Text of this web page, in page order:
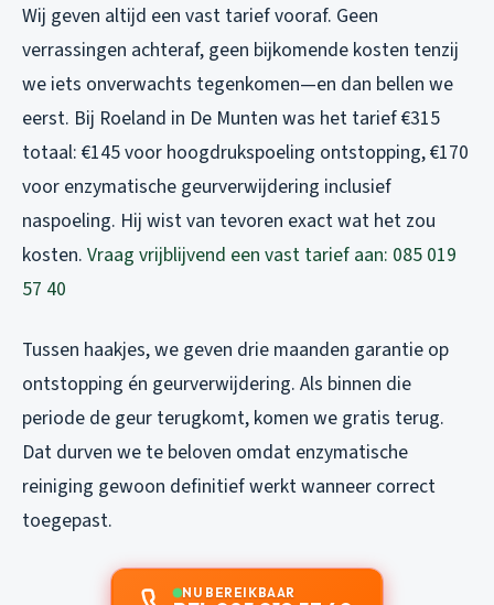
Wij geven altijd een vast tarief vooraf. Geen
verrassingen achteraf, geen bijkomende kosten tenzij
we iets onverwachts tegenkomen—en dan bellen we
eerst. Bij Roeland in De Munten was het tarief €315
totaal: €145 voor hoogdrukspoeling ontstopping, €170
voor enzymatische geurverwijdering inclusief
naspoeling. Hij wist van tevoren exact wat het zou
kosten. Vraag vrijblijvend een vast tarief aan: 085 019
57 40
Tussen haakjes, we geven drie maanden garantie op
ontstopping én geurverwijdering. Als binnen die
periode de geur terugkomt, komen we gratis terug.
Dat durven we te beloven omdat enzymatische
reiniging gewoon definitief werkt wanneer correct
toegepast.
NU BEREIKBAAR